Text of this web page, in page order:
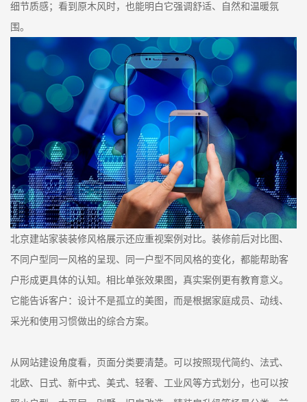
细节质感；看到原木风时，也能明白它强调舒适、自然和温暖氛
围。
北京建站家装装修风格展示还应重视案例对比。装修前后对比图、
不同户型同一风格的呈现、同一户型不同风格的变化，都能帮助客
户形成更具体的认知。相比单张效果图，真实案例更有教育意义。
它能告诉客户：设计不是孤立的美图，而是根据家庭成员、动线、
采光和使用习惯做出的综合方案。
从网站建设角度看，页面分类要清楚。可以按照现代简约、法式、
北欧、日式、新中式、美式、轻奢、工业风等方式划分，也可以按